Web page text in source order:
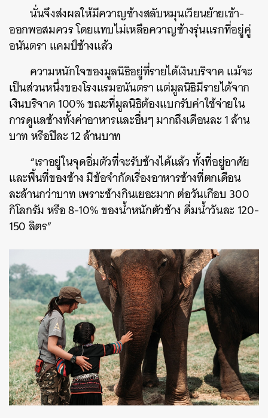
นั่นจึงส่งผลให้มีควาญช้างสลับหมุนเวียนย้ายเข้า-
ออกพอสมควร โดยแทบไม่เหลือควาญช้างรุ่นแรกที่อยู่คู่
อนันตรา แคมป์ช้างแล้ว
ความหนักใจของมูลนิธิอยู่ที่รายได้เงินบริจาค แม้จะ
เป็นส่วนหนึ่งของโรงแรมอนันตรา แต่มูลนิธิมีรายได้จาก
เงินบริจาค 100% ขณะที่มูลนิธิต้องแบกรับค่าใช้จ่ายใน
การดูแลช้างทั้งค่าอาหารและอื่นๆ มากถึงเดือนละ 1 ล้าน
บาท หรือปีละ 12 ล้านบาท
“เราอยู่ในจุดอิ่มตัวที่จะรับช้างได้แล้ว ทั้งที่อยู่อาศัย
และพื้นที่ของช้าง มีข้อจำกัดเรื่องอาหารช้างที่ตกเดือน
ละล้านกว่าบาท เพราะช้างกินเยอะมาก ต่อวันเกือบ 300
กิโลกรัม หรือ 8-10% ของน้ำหนักตัวช้าง ดื่มน้ำวันละ 120-
150 ลิตร”